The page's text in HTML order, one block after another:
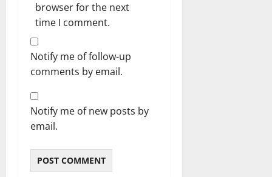
browser for the next
time I comment.
Notify me of follow-up
comments by email.
Notify me of new posts by
email.